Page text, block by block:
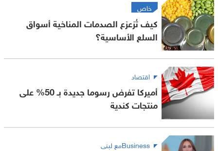
خاص
كيف تُزعزع الصدمات المناخية أسواق
السلع الأساسية؟
اقتصاد
أميركا تفرض رسوما جديدة بـ 50% على
منتجات كندية
Businessمع لبنى